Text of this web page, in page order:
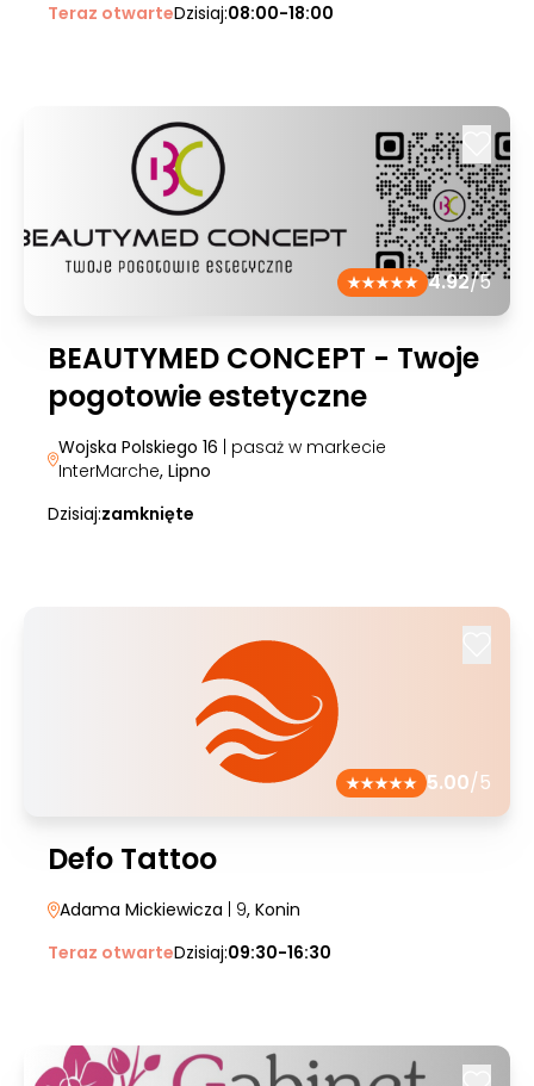
Teraz otwarteDzisiaj:08:00-18:00
4.92/5
BEAUTYMED CONCEPT - Twoje
pogotowie estetyczne
Wojska Polskiego 16 | pasaż w markecie
InterMarche, Lipno
Dzisiaj:zamknięte
5.00/5
Defo Tattoo
Adama Mickiewicza | 9, Konin
Teraz otwarteDzisiaj:09:30-16:30